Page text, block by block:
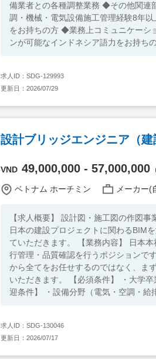
備業者との各種調整業務 ◆その他関連部門との連携・調整業務 【必
調・機械・電気設備施工管理経験8年
をお持ちの方 ◆業務上コミュニケーシ
ンが可能なインドネシア語力をお持ち
求人ID：SDG-129993
更新日：2026/07/29
設計ブリッジエンジニア（建
VND 49,000,000 - 57,000,000
ベトナム ホーチミン メーカー
【求人概要】 設計図・施工図の作図
日本の建設プロジェクトに関わるBIM
ていただきます。 【業務内容】 日本本社や顧客から依頼される案件をもとに、現地の設計チームと連携しながら進
行管理・品質確認を行うポジションで
から全てをお任せするのではなく、ま
いただきます。 【必須条件】 ・大学卒業以上 ・語学不問 ・建設・建築領域における何らかの設計経験2年以上 【歓
迎条件】 ・設備分野（電気・空調・
求人ID：SDG-130046
更新日：2026/07/17